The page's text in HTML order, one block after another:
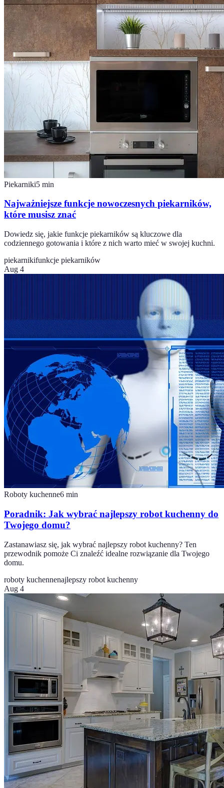
Piekarniki5 min
Najważniejsze funkcje nowoczesnych piekarników,
które musisz znać
Dowiedz się, jakie funkcje piekarników są kluczowe dla
codziennego gotowania i które z nich warto mieć w swojej kuchni.
piekarnikifunkcje piekarników
Aug 4
Roboty kuchenne6 min
Poradnik: Jak wybrać najlepszy robot kuchenny do
Twojego domu?
Zastanawiasz się, jak wybrać najlepszy robot kuchenny? Ten
przewodnik pomoże Ci znaleźć idealne rozwiązanie dla Twojego
domu.
roboty kuchennenajlepszy robot kuchenny
Aug 4